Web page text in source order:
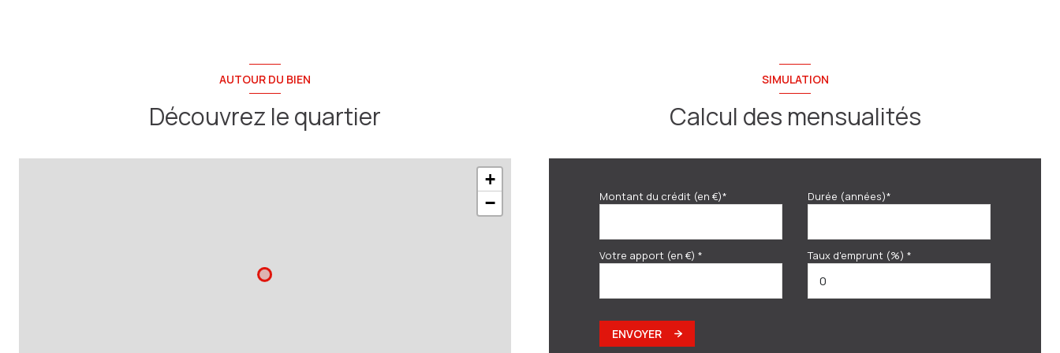
AUTOUR DU BIEN
Découvrez le quartier
+
−
SIMULATION
Calcul des mensualités
Montant du crédit (en €)* Durée (années)*
Votre apport (en €) * Taux d'emprunt (%) *
ENVOYER